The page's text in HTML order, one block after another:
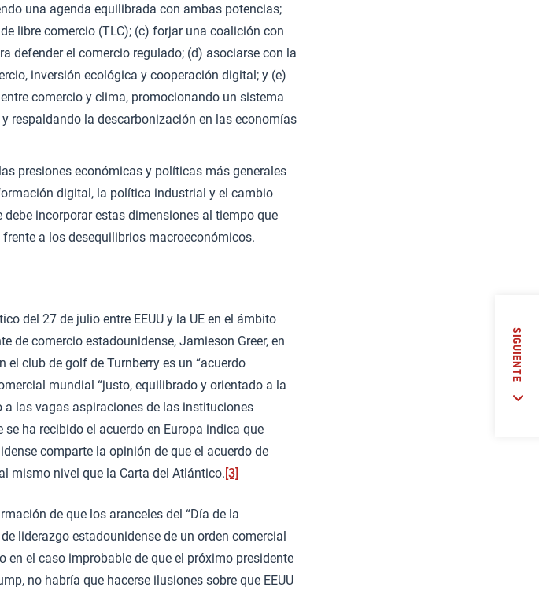
una agenda equilibrada con ambas potencias;
libre comercio (TLC); (c) forjar una coalición con
defender el comercio regulado; (d) asociarse con la
inversión ecológica y cooperación digital; y (e)
comercio y clima, promocionando un sistema
respaldando la descarbonización en las economías
presiones económicas y políticas más generales
digital, la política industrial y el cambio
incorporar estas dimensiones al tiempo que
a los desequilibrios macroeconómicos.
del 27 de julio entre EEUU y la UE en el ámbito
de comercio estadounidense, Jamieson Greer, en
el club de golf de Turnberry es un “acuerdo
mundial “justo, equilibrado y orientado a la
las vagas aspiraciones de las instituciones
ha recibido el acuerdo en Europa indica que
comparte la opinión de que el acuerdo de
mismo nivel que la Carta del Atlántico. [3]
de que los aranceles del “Día de la
liderazgo estadounidense de un orden comercial
el caso improbable de que el próximo presidente
no habría que hacerse ilusiones sobre que EEUU
SIGUIENTE